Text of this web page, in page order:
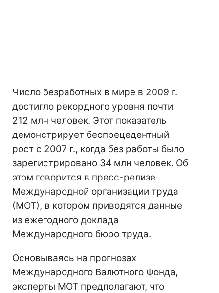
Число безработных в мире в 2009 г.
достигло рекордного уровня почти
212 млн человек. Этот показатель
демонстрирует беспрецедентный
рост с 2007 г., когда без работы было
зарегистрировано 34 млн человек. Об
этом говорится в пресс-релизе
Международной организации труда
(МОТ), в котором приводятся данные
из ежегодного доклада
Международного бюро труда.
Основываясь на прогнозах
Международного Валютного Фонда,
эксперты МОТ предполагают, что